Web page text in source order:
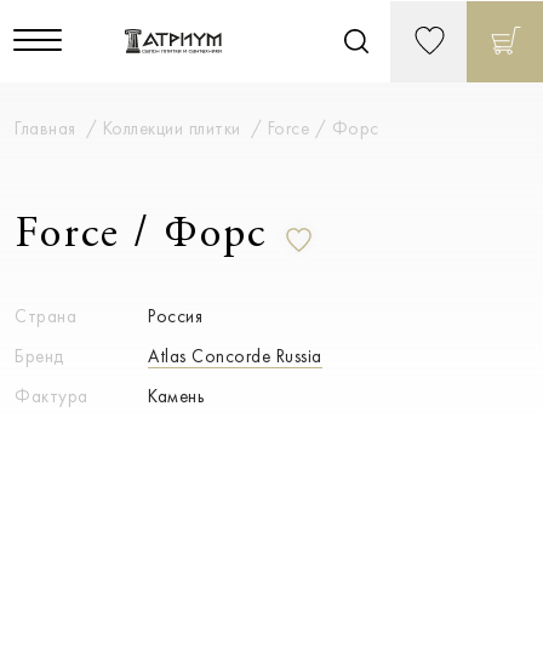
Главная Коллекции плитки Force / Форс
Force / Форс
Страна
Россия
Бренд
Atlas Concorde Russia
Фактура
Камень